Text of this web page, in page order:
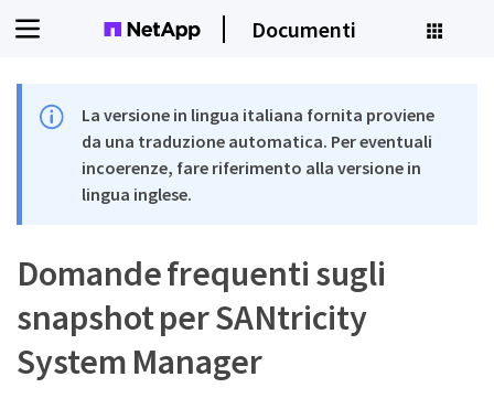
Documenti
La versione in lingua italiana fornita proviene
da una traduzione automatica. Per eventuali
incoerenze, fare riferimento alla versione in
lingua inglese.
Domande frequenti sugli
snapshot per SANtricity
System Manager